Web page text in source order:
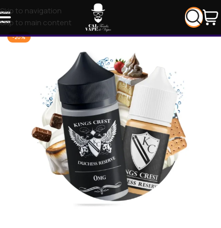
Skip to navigation
Skip to main content
-20%